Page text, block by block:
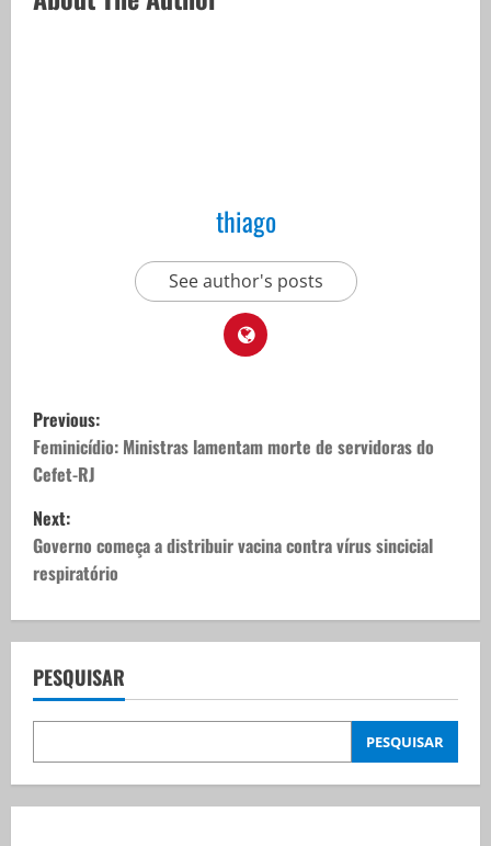
thiago
See author's posts
P
o
s
t
n
a
v
i
g
Previous:
Feminicídio: Ministras lamentam morte de servidoras do
Cefet-RJ
Next:
Governo começa a distribuir vacina contra vírus sincicial
respiratório
PESQUISAR
PESQUISAR